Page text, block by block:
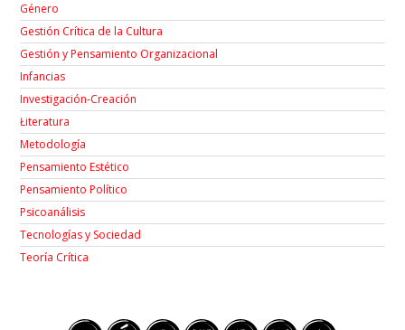
Género
Gestión Crítica de la Cultura
Gestión y Pensamiento Organizacional
Infancias
Investigación-Creación
Łiteratura
Metodología
Pensamiento Estético
Pensamiento Político
Psicoanálisis
Tecnologías y Sociedad
Teoría Crítica